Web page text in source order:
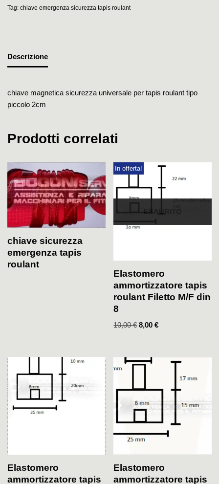
Tag: chiave emergenza sicurezza tapis roulant
Descrizione
chiave magnetica sicurezza universale per tapis roulant tipo
piccolo 2cm
Prodotti correlati
chiave sicurezza
emergenza tapis
roulant
ESAURITO
In offerta!
Elastomero
ammortizzatore tapis
roulant Filetto M/F din
8
10,00€ 8,00€
Elastomero
ammortizzatore tapis
Elastomero
ammortizzatore tapis